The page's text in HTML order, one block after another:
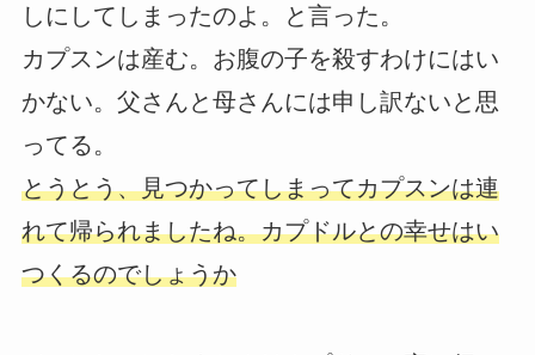
しにしてしまったのよ。と言った。
カプスンは産む。お腹の子を殺すわけにはい
かない。父さんと母さんには申し訳ないと思
ってる。
とうとう、見つかってしまってカプスンは連
れて帰られましたね。カプドルとの幸せはい
つくるのでしょうか